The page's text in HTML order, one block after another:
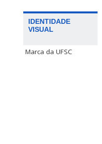
IDENTIDADE
VISUAL
Marca da UFSC